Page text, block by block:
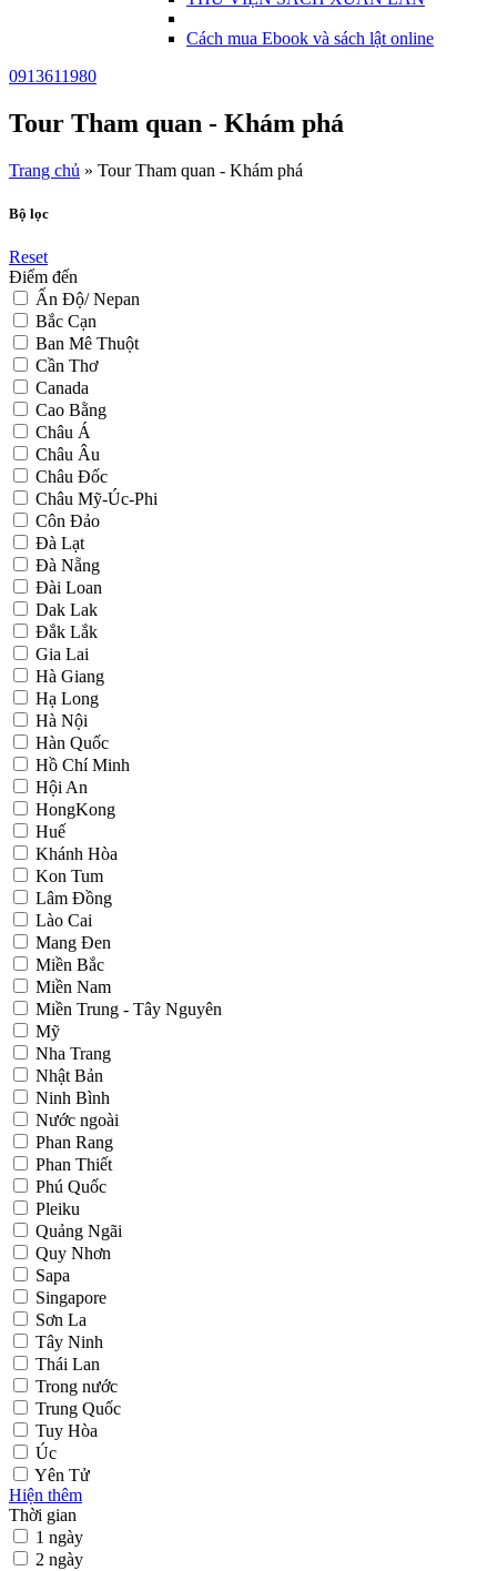
Cách mua Ebook và sách lật online
0913611980
Tour Tham quan - Khám phá
Trang chủ » Tour Tham quan - Khám phá
Bộ lọc
Reset
Điểm đến
Ấn Độ/ Nepan
Bắc Cạn
Ban Mê Thuột
Cần Thơ
Canada
Cao Bằng
Châu Á
Châu Âu
Châu Đốc
Châu Mỹ-Úc-Phi
Côn Đảo
Đà Lạt
Đà Nẵng
Đài Loan
Dak Lak
Đắk Lắk
Gia Lai
Hà Giang
Hạ Long
Hà Nội
Hàn Quốc
Hồ Chí Minh
Hội An
HongKong
Huế
Khánh Hòa
Kon Tum
Lâm Đồng
Lào Cai
Mang Đen
Miền Bắc
Miền Nam
Miền Trung - Tây Nguyên
Mỹ
Nha Trang
Nhật Bản
Ninh Bình
Nước ngoài
Phan Rang
Phan Thiết
Phú Quốc
Pleiku
Quảng Ngãi
Quy Nhơn
Sapa
Singapore
Sơn La
Tây Ninh
Thái Lan
Trong nước
Trung Quốc
Tuy Hòa
Úc
Yên Tử
Hiện thêm
Thời gian
1 ngày
2 ngày